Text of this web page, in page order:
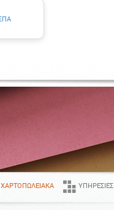
ΧΑΡΤΟΠΩΛΕΙΑΚΆ ΥΠΗΡΕΣΊΕΣ